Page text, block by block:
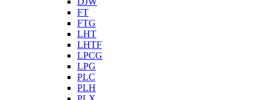
FT
FTG
LHT
LHTF
LPCG
LPG
PLC
PLH